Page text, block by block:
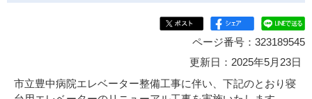
ページ番号：323189545
更新日：2025年5月23日
市立豊中病院エレベーター整備工事に伴い、下記のとおり寝